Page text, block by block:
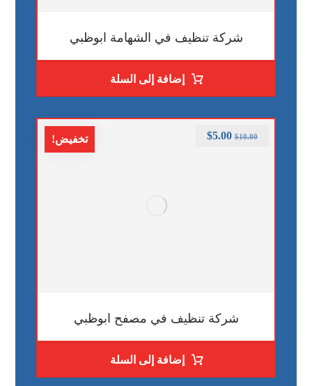
شركة تنظيف في الشهامة ابوظبي
إضافة إلى السلة
تخفيض!
شركة تنظيف في مصفح ابوظبي
$10.00
$5.00
إضافة إلى السلة